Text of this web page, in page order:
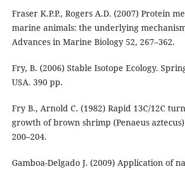
Fraser K.P.P., Rogers A.D. (2007) Protein
marine animals: the underlying
Advances in Marine Biology 52, 267–362.
Fry, B. (2006) Stable Isotope Ecology.
USA. 390 pp.
Fry B., Arnold C. (1982) Rapid 13C/12C
growth of brown shrimp (Penaeus
200–204.
Gamboa-Delgado J. (2009) Application of